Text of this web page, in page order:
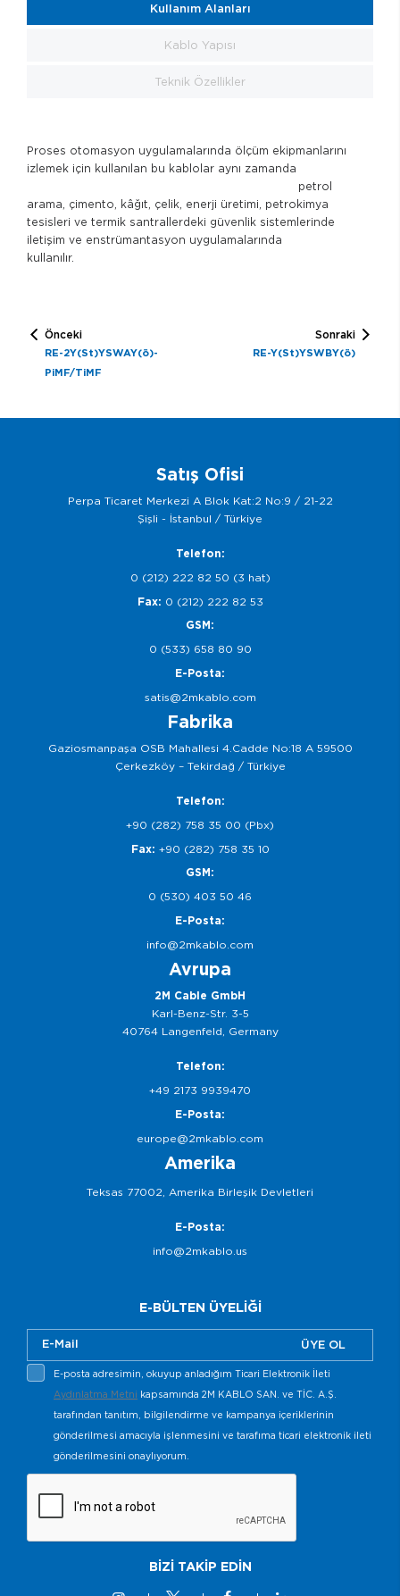
Kullanım Alanları
Kablo Yapısı
Teknik Özellikler
Proses otomasyon uygulamalarında ölçüm ekipmanlarını
izlemek için kullanılan bu kablolar aynı zamanda
petrol
arama, çimento, kâğıt, çelik, enerji üretimi, petrokimya
tesisleri ve termik santrallerdeki güvenlik sistemlerinde
iletişim ve enstrümantasyon uygulamalarında
kullanılır.
Önceki
RE-2Y(St)YSWAY(ö)-
PiMF/TiMF
Sonraki
RE-Y(St)YSWBY(ö)
Satış Ofisi
Perpa Ticaret Merkezi A Blok Kat:2 No:9 / 21-22
Şişli - İstanbul / Türkiye
Telefon:
0 (212) 222 82 50 (3 hat)
Fax: 0 (212) 222 82 53
GSM:
0 (533) 658 80 90
E-Posta:
satis@2mkablo.com
Fabrika
Gaziosmanpaşa OSB Mahallesi 4.Cadde No:18 A 59500
Çerkezköy – Tekirdağ / Türkiye
Telefon:
+90 (282) 758 35 00 (Pbx)
Fax: +90 (282) 758 35 10
GSM:
0 (530) 403 50 46
E-Posta:
info@2mkablo.com
Avrupa
2M Cable GmbH
Karl-Benz-Str. 3-5
40764 Langenfeld, Germany
Telefon:
+49 2173 9939470
E-Posta:
europe@2mkablo.com
Amerika
Teksas 77002, Amerika Birleşik Devletleri
E-Posta:
info@2mkablo.us
E-BÜLTEN ÜYELİĞİ
ÜYE OL
E-posta adresimin, okuyup anladığım Ticari Elektronik İleti
Aydınlatma Metni kapsamında 2M KABLO SAN. ve TİC. A.Ş.
tarafından tanıtım, bilgilendirme ve kampanya içeriklerinin
gönderilmesi amacıyla işlenmesini ve tarafıma ticari elektronik ileti
gönderilmesini onaylıyorum.
BİZİ TAKİP EDİN